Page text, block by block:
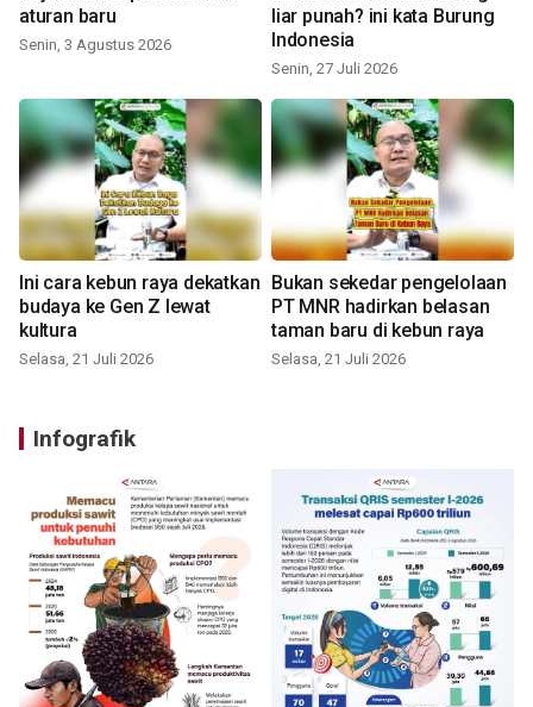
aturan baru
Senin, 3 Agustus 2026
liar punah? ini kata Burung
Indonesia
Senin, 27 Juli 2026
Ini cara kebun raya dekatkan
budaya ke Gen Z lewat
kultura
Selasa, 21 Juli 2026
Bukan sekedar pengelolaan
PT MNR hadirkan belasan
taman baru di kebun raya
Selasa, 21 Juli 2026
Infografik